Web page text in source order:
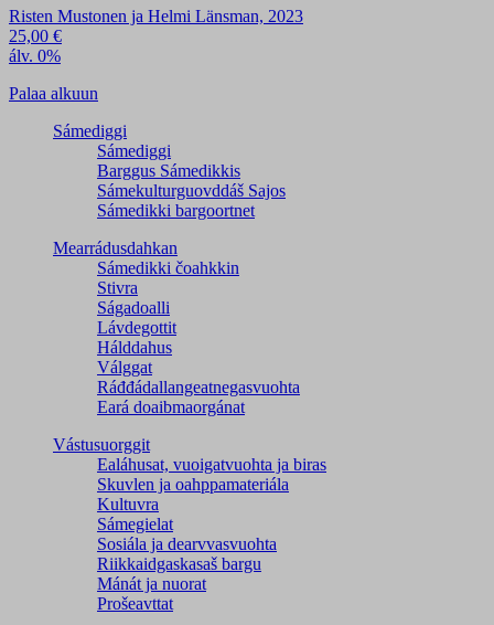
Risten Mustonen ja Helmi Länsman, 2023
25,00 €
álv. 0%
Palaa alkuun
Sámediggi
Sámediggi
Barggus Sámedikkis
Sámekulturguovddáš Sajos
Sámedikki bargoortnet
Mearrádusdahkan
Sámedikki čoahkkin
Stivra
Ságadoalli
Lávdegottit
Hálddahus
Válggat
Ráđđádallangeatnegas­vuohta
Eará doaibmaorgánat
Vástusuorggit
Ealáhusat, vuoigatvuohta ja biras
Skuvlen ja oahppamateriála
Kultuvra
Sámegielat
Sosiála ja dearvvasvuohta
Riikkaidgaskasaš bargu
Mánát ja nuorat
Prošeavttat